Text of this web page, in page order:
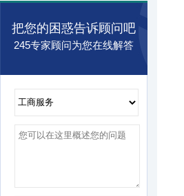
把您的困惑告诉顾问吧
245专家顾问为您在线解答